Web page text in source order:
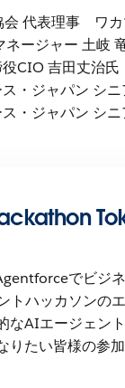
会 代表理事 ワ
ネージャー 土岐
CIO 吉田丈治氏
・ジャパン シ
・ジャパン シ
でビジ
トハッカソンの
なAIエージェン
りたい皆様の参